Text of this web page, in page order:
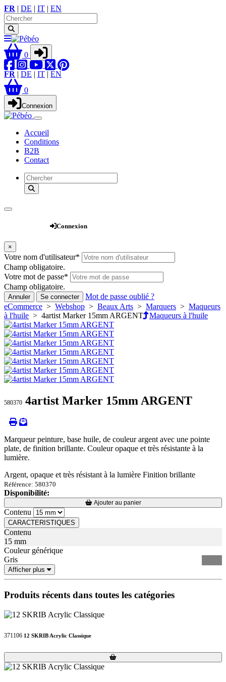
FR | DE | IT | EN
0
FR | DE | IT | EN
0
Connexion
Accueil
Conditions
B2B
Contact
Connexion
×
Votre nom d'utilisateur*
Champ obligatoire.
Votre mot de passe*
Champ obligatoire.
Annuler Se connecter
Mot de passe oublié ?
eCommerce > Webshop > Beaux Arts > Marquers > Maqueurs
à l'huile > 4artist Marker 15mm ARGENT Maqueurs à l'huile
580370 4artist Marker 15mm ARGENT
Marqueur peinture, base huile, de couleur argent avec une pointe
plate, de finition brillante. Couleur opaque et très résistante à la
lumière.
Argent, opaque et très résistant à la lumière Finition brillante
Référence: 580370
Disponibilité:
Loading...
Loading... Ajouter au panier
Contenu
CARACTERISTIQUES
Contenu
15 mm
Couleur générique
Gris
Afficher plus
Produits récents dans toutes les catégories
371106 12 SKRIB Acrylic Classique
Loading...
Loading...